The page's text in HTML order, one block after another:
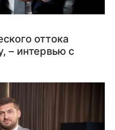
оттока
– интервью с